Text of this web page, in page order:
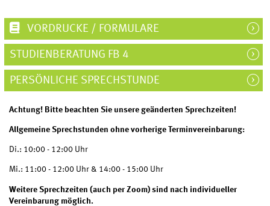
VORDRUCKE / FORMULARE
STUDIENBERATUNG FB 4
PERSÖNLICHE SPRECHSTUNDE
Achtung! Bitte beachten Sie unsere geänderten Sprechzeiten!
Allgemeine Sprechstunden ohne vorherige Terminvereinbarung:
Di.: 10:00 - 12:00 Uhr
Mi.: 11:00 - 12:00 Uhr & 14:00 - 15:00 Uhr
Weitere Sprechzeiten (auch per Zoom) sind nach individueller
Vereinbarung möglich.